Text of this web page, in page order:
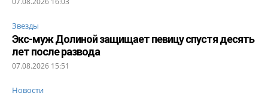
Звезды
Экс-муж Долиной защищает певицу спустя десять
лет после развода
07.08.2026 15:51
Новости